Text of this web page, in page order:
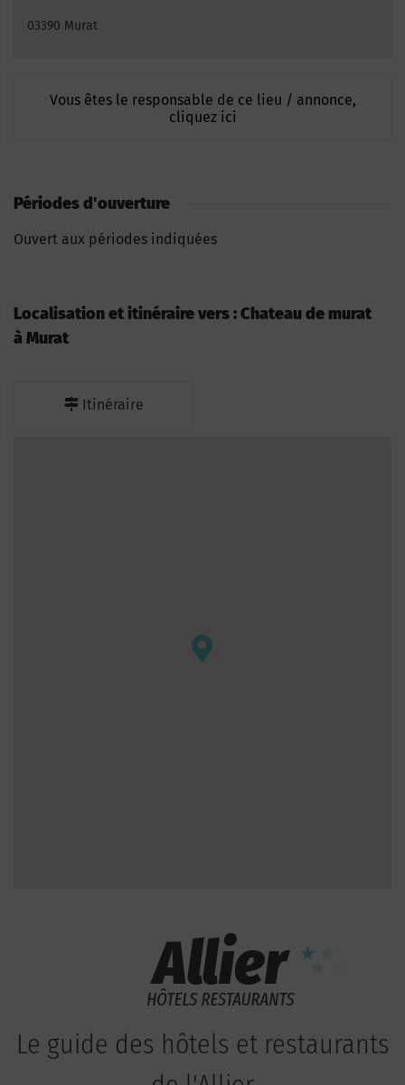
03390 Murat
Vous êtes le responsable de ce lieu / annonce,
cliquez ici
Périodes d'ouverture
Ouvert aux périodes indiquées
Localisation et itinéraire vers : Chateau de murat
à Murat
Itinéraire
Le guide des hôtels et restaurants